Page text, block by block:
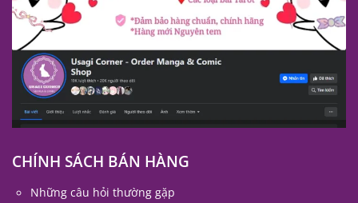
CHÍNH SÁCH BÁN HÀNG
Những câu hỏi thường gặp